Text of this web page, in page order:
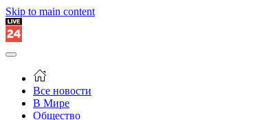
Skip to main content
Все новости
В Мире
Общество